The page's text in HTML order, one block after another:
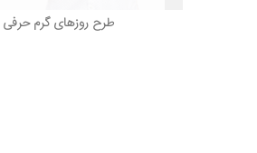
طرح روزهای گرم